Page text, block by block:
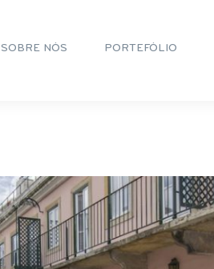
SOBRE NÓS PORTEFÓLIO